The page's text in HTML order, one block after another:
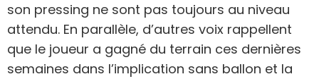
son pressing ne sont pas toujours au niveau
attendu. En parallèle, d’autres voix rappellent
que le joueur a gagné du terrain ces dernières
semaines dans l’implication sans ballon et la